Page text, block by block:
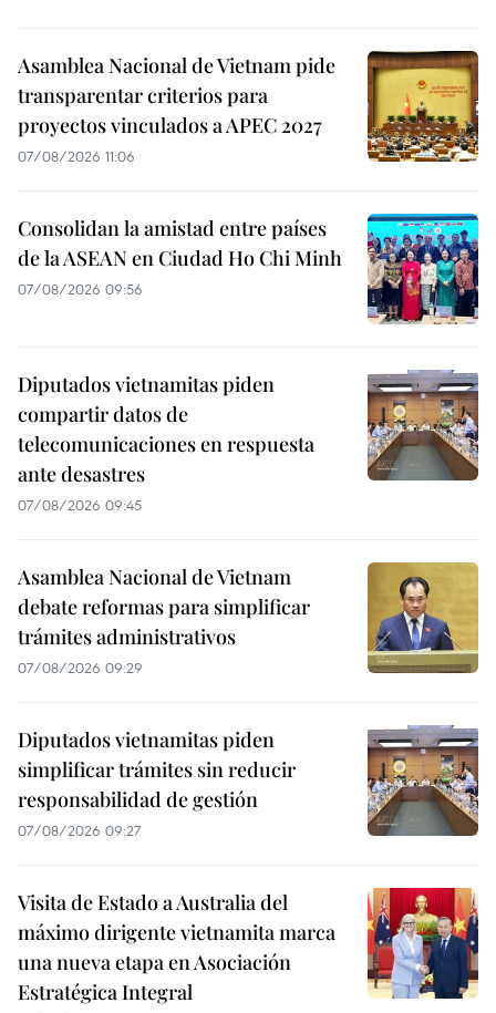
Asamblea Nacional de Vietnam pide
transparentar criterios para
proyectos vinculados a APEC 2027
07/08/2026 11:06
Consolidan la amistad entre países
de la ASEAN en Ciudad Ho Chi Minh
07/08/2026 09:56
Diputados vietnamitas piden
compartir datos de
telecomunicaciones en respuesta
ante desastres
07/08/2026 09:45
Asamblea Nacional de Vietnam
debate reformas para simplificar
trámites administrativos
07/08/2026 09:29
Diputados vietnamitas piden
simplificar trámites sin reducir
responsabilidad de gestión
07/08/2026 09:27
Visita de Estado a Australia del
máximo dirigente vietnamita marca
una nueva etapa en Asociación
Estratégica Integral